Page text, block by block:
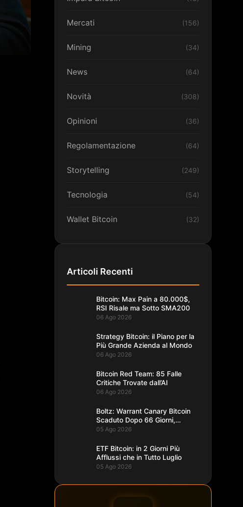
Mercati (156)
Mining (34)
News (64)
Novità (308)
Opinioni (36)
Regolamentazione (64)
Storytelling (249)
Tecnologia (54)
Wallet Bitcoin (32)
Articoli Recenti
Bitcoin: Max Pain a 80.000$,
RSI Risale ma Sotto SMA200
06 Ago 2026
Strategy Bitcoin: il Piano per la
Più Grande Azienda al Mondo
06 Ago 2026
Bitcoin Red Team: 85 Falle
Critiche Trovate dall’AI
06 Ago 2026
Boltz: Warrant Canary Bitcoin
Scaduto Dopo 66 Giorni,
Record
05 Ago 2026
ETF Bitcoin: in 2 Giorni Più
Afflussi che in Tutto Luglio
05 Ago 2026